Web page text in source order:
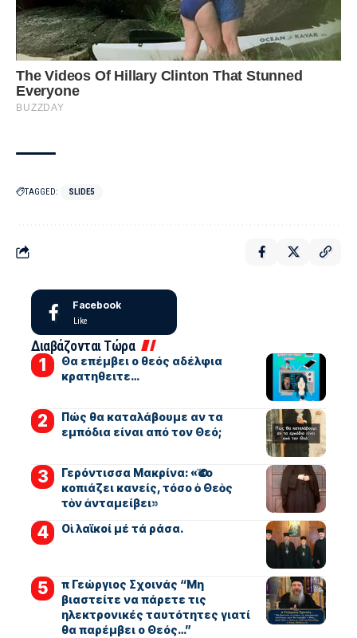
TAGGED: SLIDE5
Facebook
Like
Διαβάζονται Τώρα
Θα επέμβει ο θεός αδέλφια
κρατηθειτε…
Πώς θα καταλάβουμε αν τα
εμπόδια είναι από τον Θεό;
Γερόντισσα Μακρίνα: «Ὅσο
κοπιάζει κανείς, τόσο ὁ Θεὸς
τὸν ἀνταμείβει»
Οἱ λαϊκοί μέ τά ράσα.
π Γεώργιος Σχοινάς “Μη
βιαστείτε να πάρετε τις
ηλεκτρονικές ταυτότητες γιατί
θα παρέμβει ο Θεός…”